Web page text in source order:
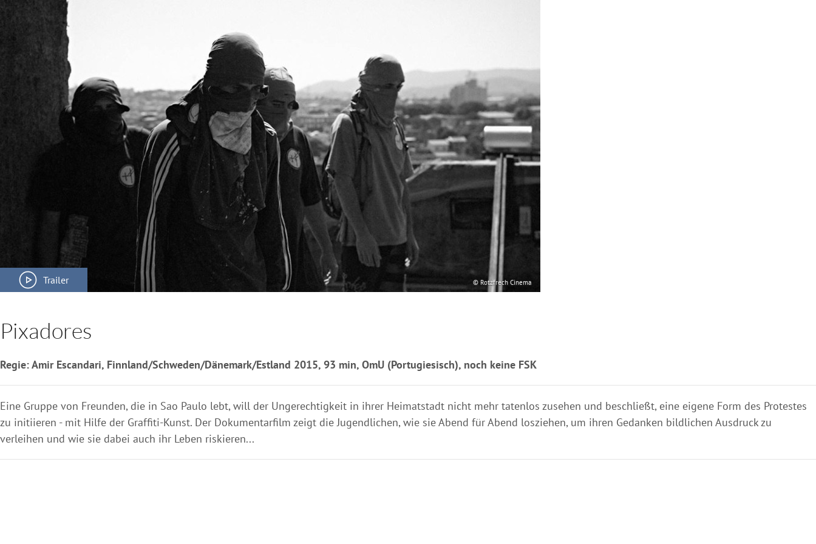
Trailer © Rotzfrech Cinema
Pixadores
Regie: Amir Escandari, Finnland/Schweden/Dänemark/Estland 2015, 93 min, OmU (Portugiesisch), noch keine FSK
Eine Gruppe von Freunden, die in Sao Paulo lebt, will der Ungerechtigkeit in ihrer Heimatstadt nicht mehr tatenlos zusehen und beschließt, eine eigene Form des Protestes
zu initiieren - mit Hilfe der Graffiti-Kunst. Der Dokumentarfilm zeigt die Jugendlichen, wie sie Abend für Abend losziehen, um ihren Gedanken bildlichen Ausdruck zu
verleihen und wie sie dabei auch ihr Leben riskieren...